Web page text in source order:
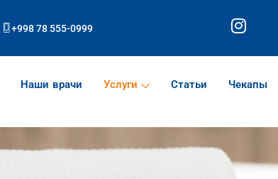
+998 78 555-0999
I
s
a
r
m
Наши врачи Услуги Статьи Чекапы